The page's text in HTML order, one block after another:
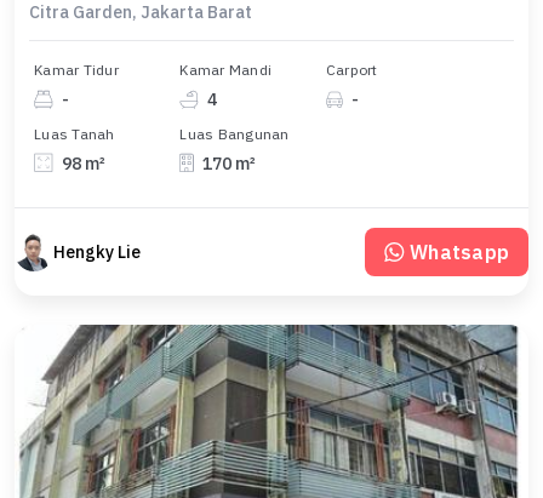
Citra Garden, Jakarta Barat
Kamar Tidur
-
Kamar Mandi
4
Carport
-
Luas Tanah
98 m²
Luas Bangunan
170 m²
Hengky Lie Whatsapp